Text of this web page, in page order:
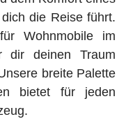
die Reise führt.
Wohnmobile im
dir deinen Traum
breite Palette
bietet für jeden